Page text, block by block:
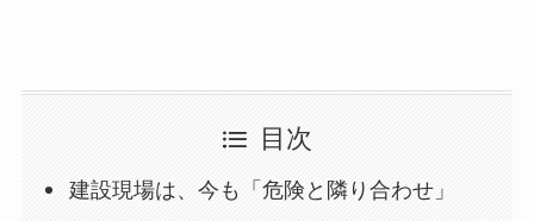
目次
建設現場は、今も「危険と隣り合わせ」